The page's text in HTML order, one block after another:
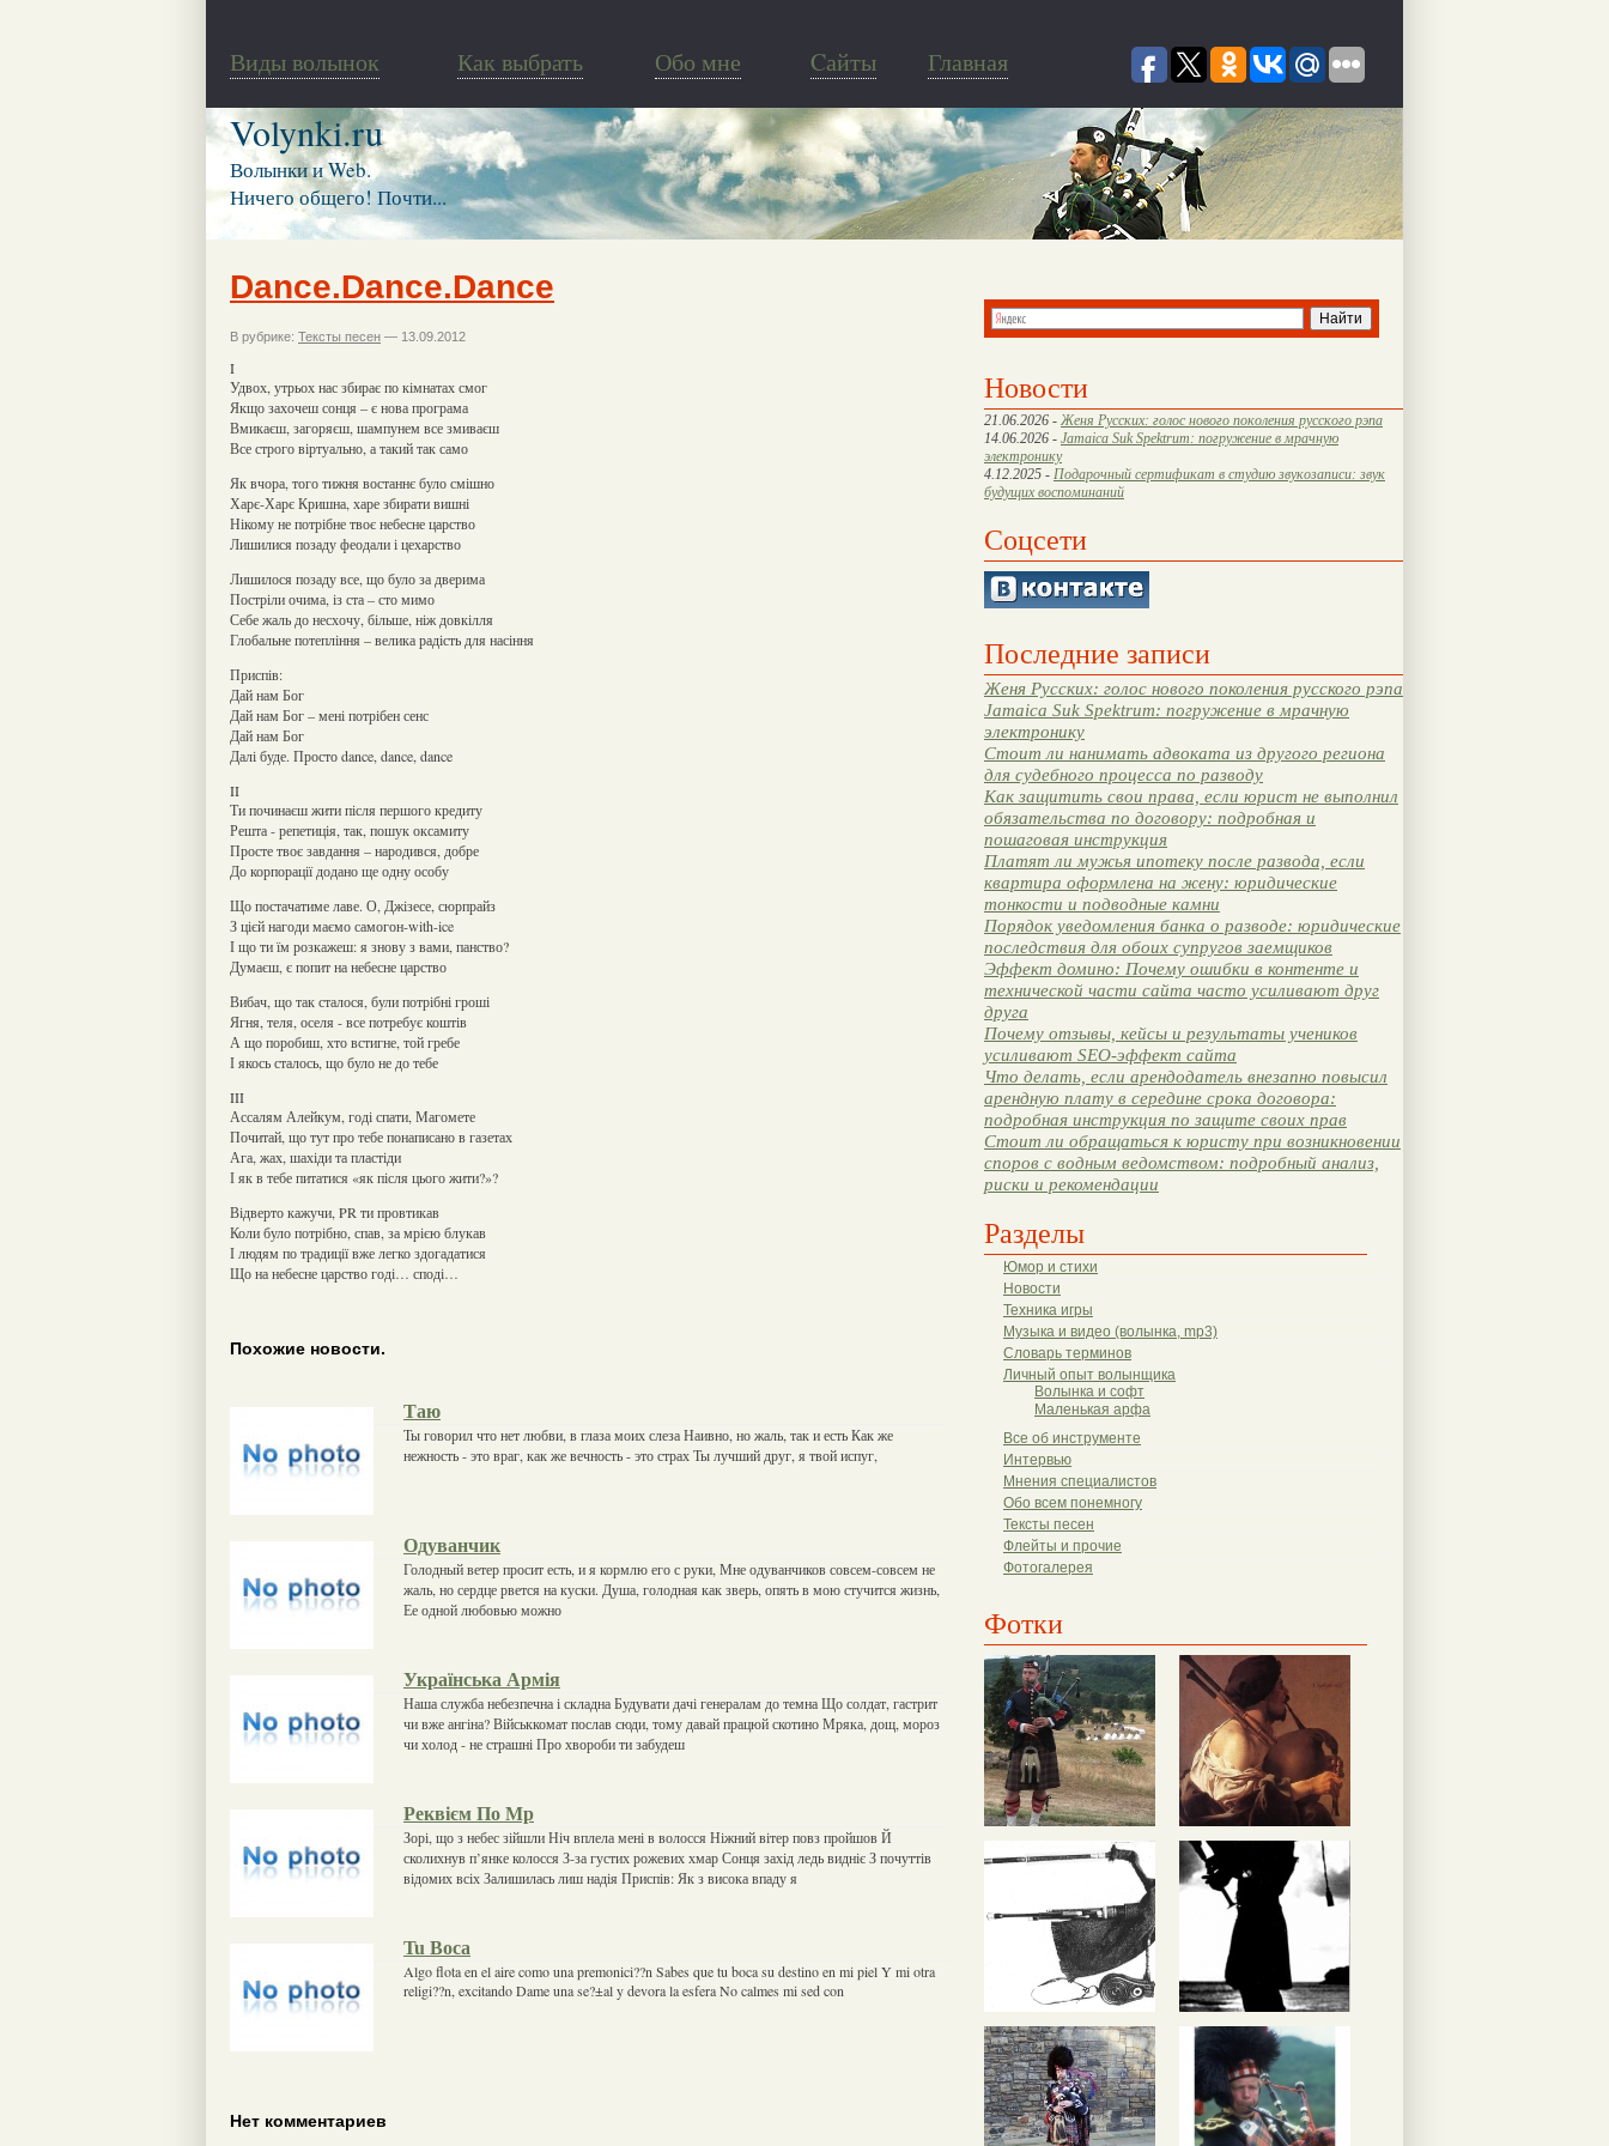
Виды волынок Как выбрать Обо мне Cайты Главная
Volynki.ru
Волынки и Web.
Ничего общего! Почти...
Новости
21.06.2026 - Женя Русских: голос нового поколения русского рэпа
14.06.2026 - Jamaica Suk Spektrum: погружение в мрачную
электронику
4.12.2025 - Подарочный сертификат в студию звукозаписи: звук
будущих воспоминаний
Соцсети
Последние записи
Женя Русских: голос нового поколения русского рэпа
Jamaica Suk Spektrum: погружение в мрачную
электронику
Стоит ли нанимать адвоката из другого региона
для судебного процесса по разводу
Как защитить свои права, если юрист не выполнил
обязательства по договору: подробная и
пошаговая инструкция
Платят ли мужья ипотеку после развода, если
квартира оформлена на жену: юридические
тонкости и подводные камни
Порядок уведомления банка о разводе: юридические
последствия для обоих супругов заемщиков
Эффект домино: Почему ошибки в контенте и
технической части сайта часто усиливают друг
друга
Почему отзывы, кейсы и результаты учеников
усиливают SEO-эффект сайта
Что делать, если арендодатель внезапно повысил
арендную плату в середине срока договора:
подробная инструкция по защите своих прав
Стоит ли обращаться к юристу при возникновении
споров с водным ведомством: подробный анализ,
риски и рекомендации
Разделы
Юмор и стихи
Новости
Техника игры
Музыка и видео (волынка, mp3)
Словарь терминов
Личный опыт волынщика
Волынка и софт
Маленькая арфа
Все об инструменте
Интервью
Мнения специалистов
Обо всем понемногу
Тексты песен
Флейты и прочие
Фотогалерея
Фотки
Dance.Dance.Dance
В рубрике: Тексты песен — 13.09.2012
I
Удвох, утрьох нас збирає по кімнатах смог
Якщо захочеш сонця – є нова програма
Вмикаєш, загоряєш, шампунем все змиваєш
Все строго віртуально, а такий так само
Як вчора, того тижня востаннє було смішно
Харє-Харє Кришна, харе збирати вишні
Нікому не потрібне твоє небесне царство
Лишилися позаду феодали і цехарство
Лишилося позаду все, що було за дверима
Постріли очима, із ста – сто мимо
Себе жаль до несхочу, більше, ніж довкілля
Глобальне потепління – велика радість для насіння
Приспів:
Дай нам Бог
Дай нам Бог – мені потрібен сенс
Дай нам Бог
Далі буде. Просто dance, dance, dance
II
Ти починаєш жити після першого кредиту
Решта - репетиція, так, пошук оксамиту
Просте твоє завдання – народився, добре
До корпорації додано ще одну особу
Що постачатиме лаве. О, Джізесе, сюрпрайз
З цієй нагоди маємо самогон-with-ice
І що ти їм розкажеш: я знову з вами, панство?
Думаєш, є попит на небесне царство
Вибач, що так сталося, були потрібні гроші
Ягня, теля, оселя - все потребує коштів
А що поробиш, хто встигне, той гребе
І якось сталось, що було не до тебе
III
Ассалям Алейкум, годі спати, Магомете
Почитай, що тут про тебе понаписано в газетах
Ага, жах, шахіди та пластіди
І як в тебе питатися «як після цього жити?»?
Відверто кажучи, PR ти провтикав
Коли було потрібно, спав, за мрією блукав
І людям по традиції вже легко здогадатися
Що на небесне царство годі… споді…
Похожие новости.
Таю
Ты говорил что нет любви, в глаза моих слеза Наивно, но жаль, так и есть Как же
нежность - это враг, как же вечность - это страх Ты лучший друг, я твой испуг,
Одуванчик
Голодный ветер просит есть, и я кормлю его с руки, Мне одуванчиков совсем-совсем не
жаль, но сердце рвется на куски. Душа, голодная как зверь, опять в мою стучится жизнь,
Ее одной любовью можно
Українська Армія
Наша служба небезпечна і складна Будувати дачі генералам до темна Що солдат, гастрит
чи вже ангіна? Військкомат послав сюди, тому давай працюй скотино Мряка, дощ, мороз
чи холод - не страшні Про хвороби ти забудеш
Реквієм По Мр
Зорі, що з небес зійшли Ніч вплела мені в волосся Ніжний вітер повз пройшов Й
сколихнув п’янке колосся З-за густих рожевих хмар Сонця захід ледь видніє З почуттів
відомих всіх Залишилась лиш надія Приспів: Як з висока впаду я
Tu Boca
Algo flota en el aire como una premonici??n Sabes que tu boca su destino en mi piel Y mi otra
religi??n, excitando Dame una se?±al y devora la esfera No calmes mi sed con
Нет комментариев